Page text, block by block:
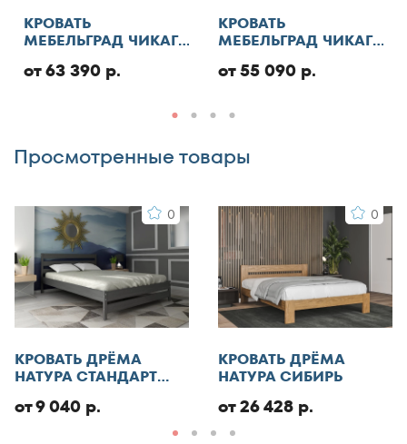
130x185
130x186
130x190
140x185
140x190
140x195
140x200
140x210
145x200
150x185
150x190
Отменить
КРОВАТЬ
МЕБЕЛЬГРАД ЧИКАГО
от 63 390 р.
КРОВАТЬ
МЕБЕЛЬГРАД ЧИКАГО
от 55 090 р.
Просмотренные товары
0
КРОВАТЬ ДРЁМА
НАТУРА СТАНДАРТ
от 9 040 р.
0
КРОВАТЬ ДРЁМА
НАТУРА СИБИРЬ
от 26 428 р.